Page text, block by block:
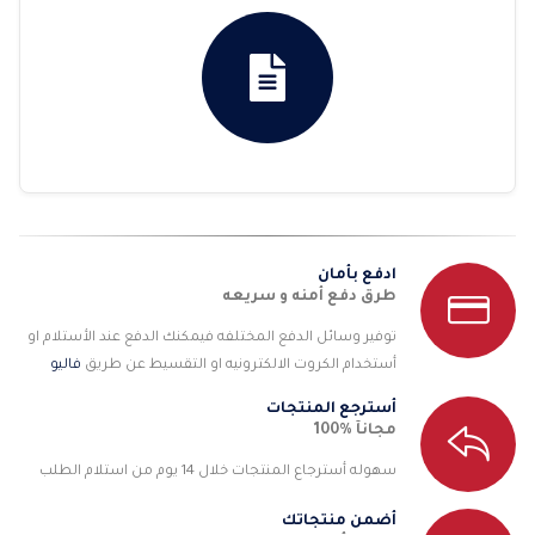
ادفع بأمان
طرق دفع أمنه و سريعه
توفير وسائل الدفع المختلفه فيمكنك الدفع عند الأستلام او
أستخدام الكروت الالكترونيه او التقسيط عن طريق فاليو
أسترجع المنتجات
مجانآ %100
سهوله أسترجاع المنتجات خلال 14 يوم من استلام الطلب
أضمن منتجاتك